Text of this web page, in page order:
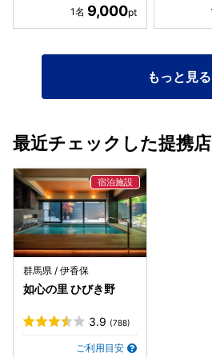
9,000
もっと見る
最近チェックした提携店
群馬県 / 伊香保
如心の里 ひびき野
3.9 (788)
ご利用目安